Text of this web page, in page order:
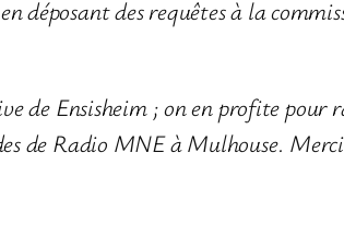
déposant des requêtes à la
de Ensisheim ; on en profite pour
de Radio MNE à Mulhouse.